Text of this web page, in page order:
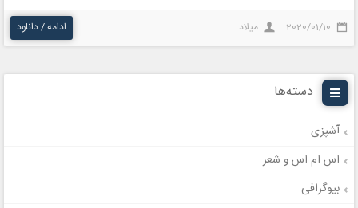
2020/01/10 میلاد ادامه / دانلود
دسته‌ها
آشپزی
اس ام اس و شعر
بیوگرافی